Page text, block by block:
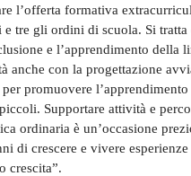
l’offerta formativa
e tre gli ordini di scuola. Si
e l’apprendimento della
anche con la progettazione
promuovere l’apprendimento
Supportare attività e
ordinaria è un’occasione
di crescere e vivere
crescita”.